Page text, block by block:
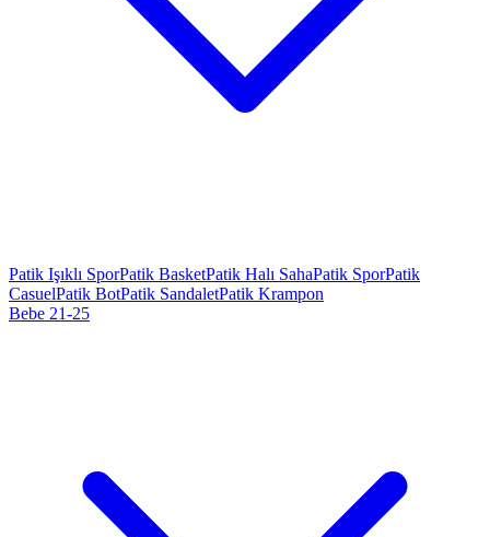
Patik Işıklı SporPatik BasketPatik Halı SahaPatik SporPatik
CasuelPatik BotPatik SandaletPatik Krampon
Bebe 21-25